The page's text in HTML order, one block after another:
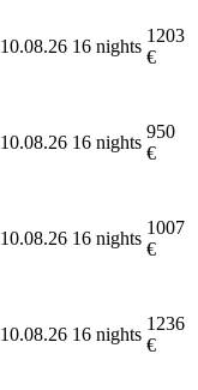
10.08.26 16 nights
1203
€
10.08.26 16 nights
950
€
10.08.26 16 nights
1007
€
10.08.26 16 nights
1236
€